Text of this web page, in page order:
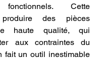
fonctionnels. Cette
des pièces
haute qualité, qui
aux contraintes du
fait un outil inestimable